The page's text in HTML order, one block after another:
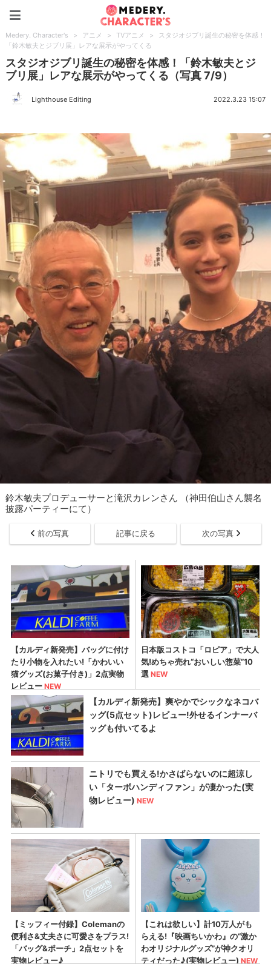
Medery. Character's > アニメ > TVアニメ >
スタジオジブリ誕生の秘密を体感！
「鈴木敏夫とジブリ展」レアな展示がやってくる
スタジオジブリ誕生の秘密を体感！「鈴木敏夫とジ
ブリ展」レアな展示がやってくる（写真 7/9）
Lighthouse Editing 2022.3.23 15:07
鈴木敏夫プロデューサーと滝沢カレンさん （神田伯山さん襲名
披露パーティーにて）
前の写真 記事に戻る 次の写真